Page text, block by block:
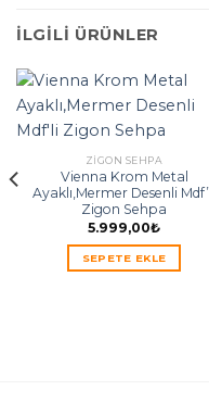
İLGILI ÜRÜNLER
ZIGON SEHPA
Vienna Krom Metal
Ayaklı,Mermer Desenli
Zigon Sehpa
5.999,00₺
SEPETE EKLE